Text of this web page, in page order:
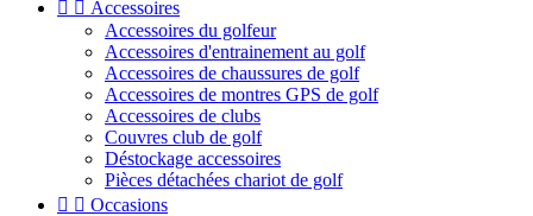
  Accessoires
Accessoires du golfeur
Accessoires d'entrainement au golf
Accessoires de chaussures de golf
Accessoires de montres GPS de golf
Accessoires de clubs
Couvres club de golf
Déstockage accessoires
Pièces détachées chariot de golf
  Occasions